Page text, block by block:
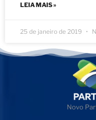
LEIA MAIS »
25 de janeiro de 2019
Novo